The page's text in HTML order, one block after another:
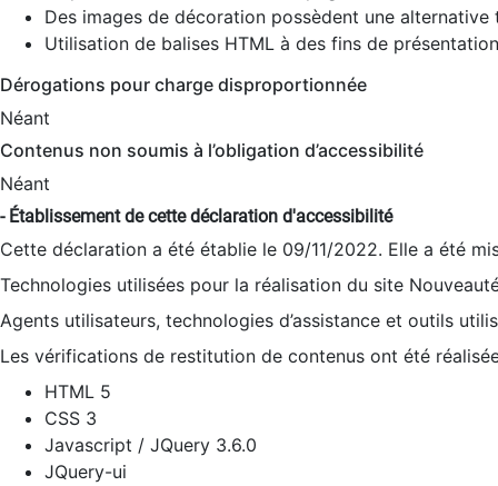
Des images de décoration possèdent une alternative
Utilisation de balises HTML à des fins de
Dérogations pour charge disproportionnée
Néant
Contenus non soumis à l’obligation d’accessibilité
Néant
- Établissement de cette déclaration d'accessibilité
Cette déclaration a été établie le 09/11/2022. Elle a été
Technologies utilisées pour la réalisation du site
Agents utilisateurs, technologies d’assistance et outils
Les vérifications de restitution de contenus ont été
HTML 5
CSS 3
Javascript / JQuery 3.6.0
JQuery-ui